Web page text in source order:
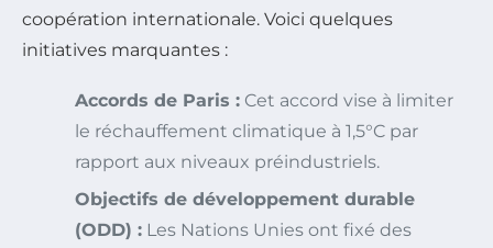
coopération internationale. Voici quelques
initiatives marquantes :
Accords de Paris : Cet accord vise à limiter
le réchauffement climatique à 1,5°C par
rapport aux niveaux préindustriels.
Objectifs de développement durable
(ODD) : Les Nations Unies ont fixé des